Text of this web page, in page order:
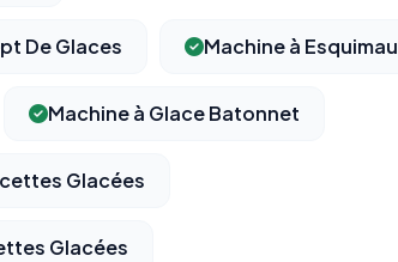
De Glaces Machine à Esquimau
Machine à Glace Batonnet
Glacées
Glacées